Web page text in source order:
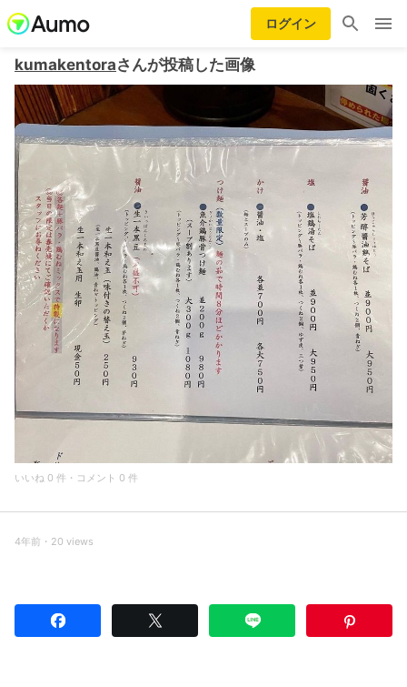
ログイン
kumakentoraさんが投稿した画像
いいね 0 件・コメント 0 件
4年前・20 views